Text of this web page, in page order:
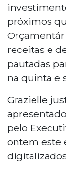
próximos
receitas e
pautadas
na quinta e
Grazielle
pelo
ontem este